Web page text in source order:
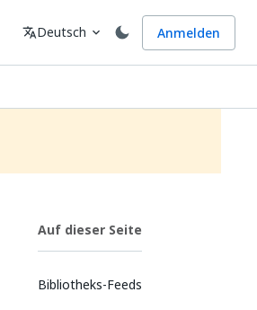
Sprache
translateDeutsch expand_more Anmelden
Auf dieser Seite
Bibliotheks-Feeds